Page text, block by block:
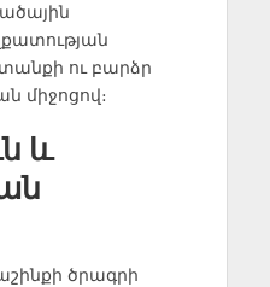
ու բարձր
միջոցով։
և
ծրագրի